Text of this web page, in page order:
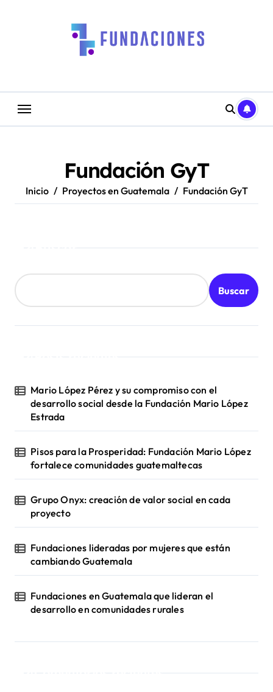
Fundación GyT
Inicio Proyectos en Guatemala Fundación GyT
Buscar
Mario López Pérez y su compromiso con el
desarrollo social desde la Fundación Mario López
Estrada
Pisos para la Prosperidad: Fundación Mario López
fortalece comunidades guatemaltecas
Grupo Onyx: creación de valor social en cada
proyecto
Fundaciones lideradas por mujeres que están
cambiando Guatemala
Fundaciones en Guatemala que lideran el
desarrollo en comunidades rurales